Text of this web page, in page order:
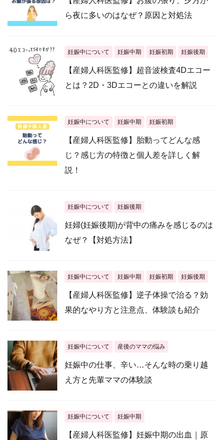
ら夜に多いのはなぜ？原因と対処法
妊娠中について 妊娠中期 妊娠初期 妊娠後期
【産婦人科医監修】超音波検査4Dエコー
とは？2D・3Dエコーとの違いを解説
妊娠中について 妊娠中期 妊娠初期
【産婦人科医監修】胎動ってどんな感
じ？感じ方の特徴と個人差を詳しく解
説！
妊娠中について 妊娠後期
妊婦(妊娠後期)が背中の痛みを感じるのは
なぜ？【対処方法】
妊娠中について 妊娠中期 妊娠初期 妊娠後期
【産婦人科医監修】逆子体操で治る？効
果的なやり方と注意点、体験談も紹介
妊娠中について 産後のママの悩み
妊娠中の仕事、辛い…そんな時の乗り越
え方と先輩ママの体験談
妊娠中について 妊娠中期
【産婦人科医監修】妊娠中期の出血｜原